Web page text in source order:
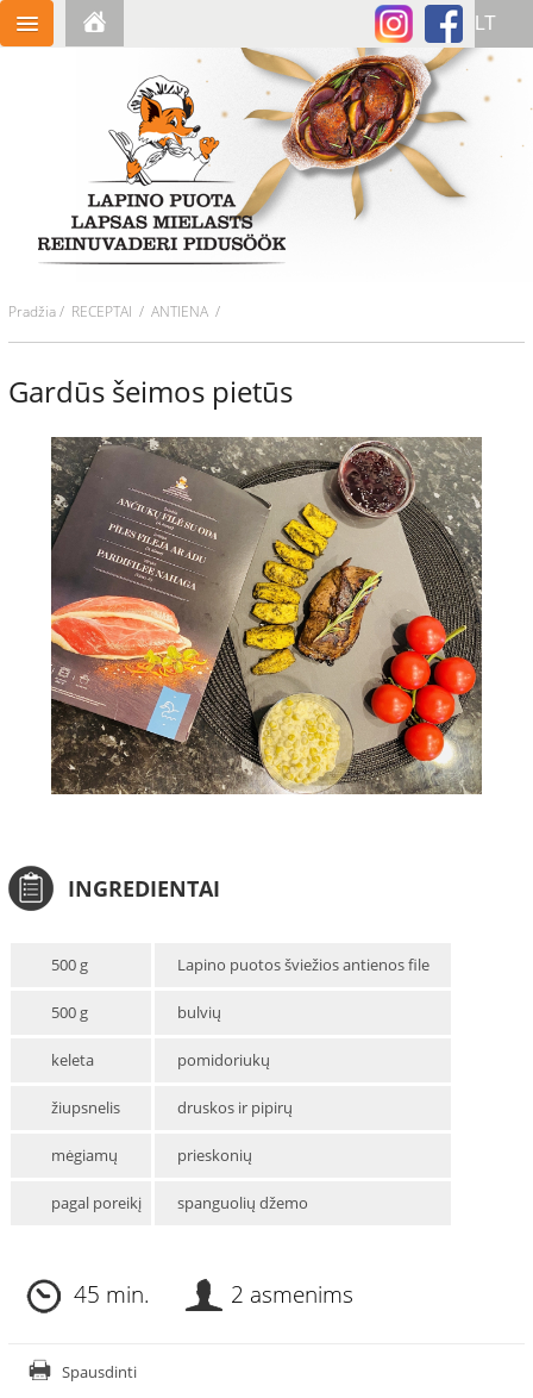
Pradžia/ RECEPTAI / ANTIENA /
Gardūs šeimos pietūs
INGREDIENTAI
500 g Lapino puotos šviežios antienos file
500 g bulvių
keleta pomidoriukų
žiupsnelis druskos ir pipirų
mėgiamų prieskonių
pagal poreikį spanguolių džemo
45 min. 2 asmenims
Spausdinti